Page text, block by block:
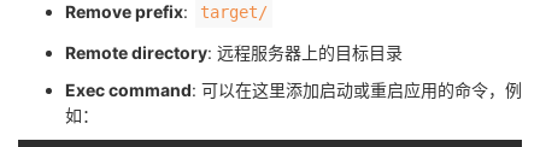
Remove prefix: ​ ​target/​
Remote directory: 远程服务器上的目标目录
Exec command: 可以在这里添加启动或重启应用的命令，例
如：